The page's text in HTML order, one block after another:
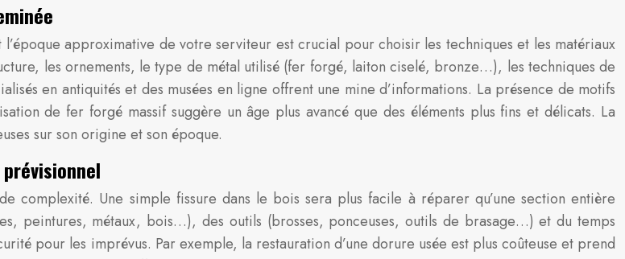
approximative de votre serviteur est crucial pour choisir les techniques et les matériaux
les ornements, le type de métal utilisé (fer forgé, laiton ciselé, bronze…), les techniques de
en antiquités et des musées en ligne offrent une mine d’informations. La présence de motifs
de fer forgé massif suggère un âge plus avancé que des éléments plus fins et délicats. La
sur son origine et son époque.
complexité. Une simple fissure dans le bois sera plus facile à réparer qu’une section entière
peintures, métaux, bois…), des outils (brosses, ponceuses, outils de brasage…) et du temps
pour les imprévus. Par exemple, la restauration d’une dorure usée est plus coûteuse et prend